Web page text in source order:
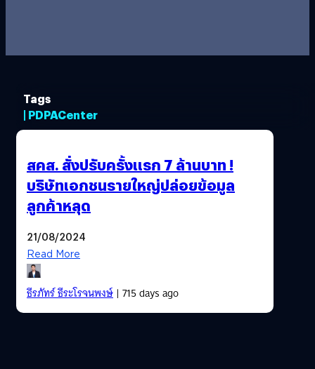
Tags
| PDPACenter
สคส. สั่งปรับครั้งแรก 7 ล้านบาท !
บริษัทเอกชนรายใหญ่ปล่อยข้อมูล
ลูกค้าหลุด
21/08/2024
Read More
ธีรภัทร์ ธีระโรจนพงษ์| 715 days ago